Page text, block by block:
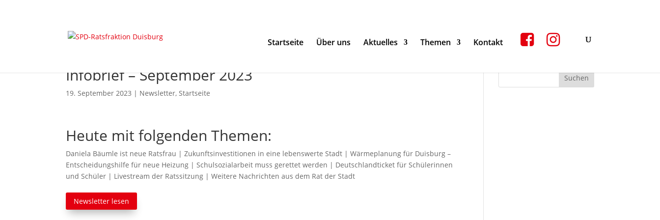
Startseite Über uns Aktuelles Themen Kontakt
Infobrief – September 2023
19. September 2023 | Newsletter,Startseite
Heute mit folgenden Themen:
Daniela Bäumle ist neue Ratsfrau | Zukunftsinvestitionen in eine lebenswerte Stadt | Wärmeplanung für Duisburg –
Entscheidungshilfe für neue Heizung | Schulsozialarbeit muss gerettet werden | Deutschlandticket für Schülerinnen
und Schüler | Livestream der Ratssitzung | Weitere Nachrichten aus dem Rat der Stadt
Newsletter lesen